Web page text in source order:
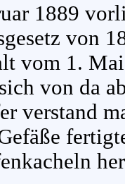
1889
von
vom 1.
von da
verstand